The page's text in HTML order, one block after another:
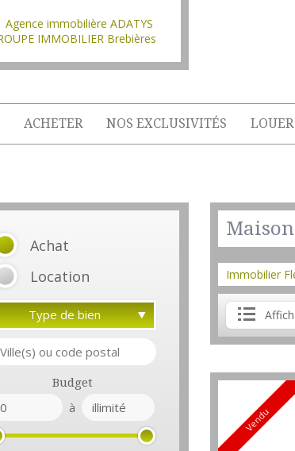
ACHETER NOS EXCLUSIVITÉS LOUER
Achat
Location
Type de bien
Budget
à
Immobilier
Vendu